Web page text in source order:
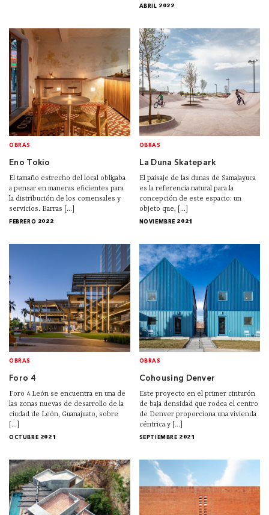
ABRIL 2022
OBRAS
Eno Tokio
El tamaño estrecho del local obligaba
a pensar en maneras eficientes para
la distribución de los comensales y
servicios. Barras [...]
FEBRERO 2022
OBRAS
La Duna Skatepark
El paisaje de las dunas de Samalayuca
es la referencia natural para la
concepción de este espacio: un
objeto que, [...]
NOVIEMBRE 2021
OBRAS
Foro 4
Foro 4 León se encuentra en una de
las zonas nuevas de desarrollo de la
ciudad de León, Guanajuato, sobre
[...]
OCTUBRE 2021
OBRAS
Cohousing Denver
Este proyecto en el primer cinturón
de baja densidad que rodea el centro
de Denver proporciona una vivienda
céntrica y [...]
SEPTIEMBRE 2021